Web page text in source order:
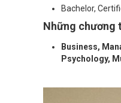
Bachelor,
Những chương
Business,
Psychology,